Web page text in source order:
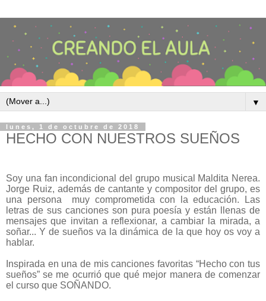
▼
lunes, 1 de octubre de 2018
HECHO CON NUESTROS SUEÑOS
Soy una fan incondicional del grupo musical Maldita Nerea.
Jorge Ruiz, además de cantante y compositor del grupo, es
una persona
muy comprometida con la educación. Las
letras de sus canciones son pura poesía y están llenas de
mensajes que invitan a reflexionar, a cambiar la mirada, a
soñar... Y de sueños va la dinámica de la que hoy os voy a
hablar.
Inspirada en una de mis canciones favoritas “Hecho con tus
sueños” se me ocurrió que qué mejor manera de comenzar
el curso que SOÑANDO.